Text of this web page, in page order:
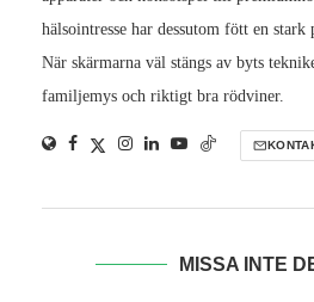
hälsointresse har dessutom fött en stark
När skärmarna väl stängs av byts
familjemys och riktigt bra rödviner.
MISSA INTE